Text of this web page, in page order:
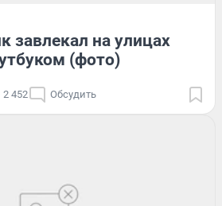
на улицах
(фото)
2 452 Обсудить